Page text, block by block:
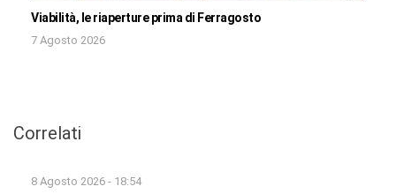
Viabilità, le riaperture prima di Ferragosto
7 Agosto 2026
Correlati
8 Agosto 2026 - 18:54